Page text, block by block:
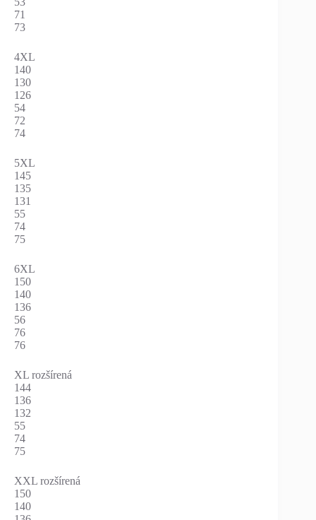
71
73
4XL
140
130
126
54
72
74
5XL
145
135
131
55
74
75
6XL
150
140
136
56
76
76
XL rozšírená
144
136
132
55
74
75
XXL rozšírená
150
140